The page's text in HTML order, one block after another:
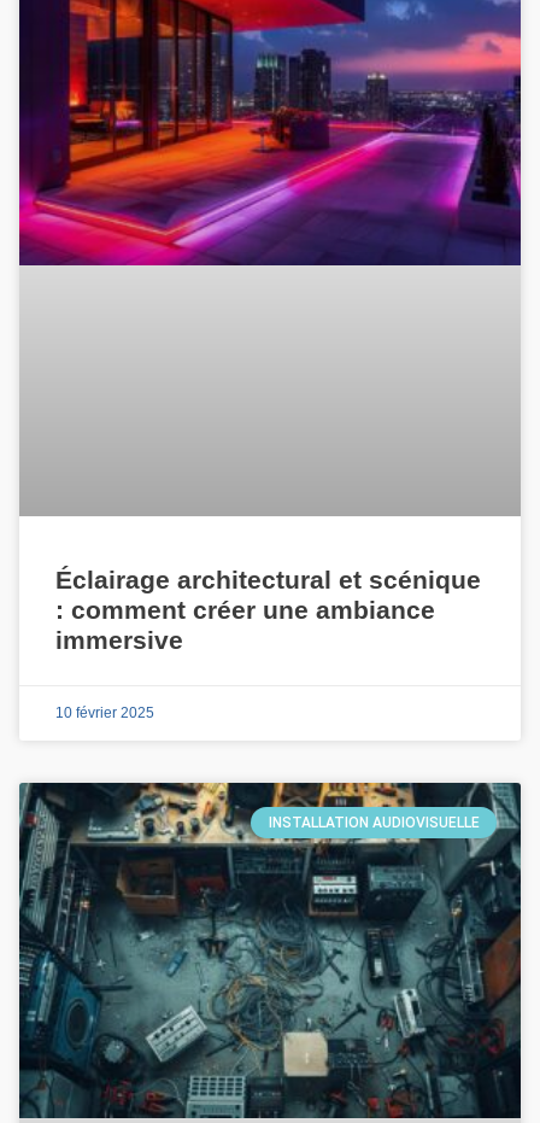
Éclairage architectural et scénique
: comment créer une ambiance
immersive
10 février 2025
INSTALLATION AUDIOVISUELLE